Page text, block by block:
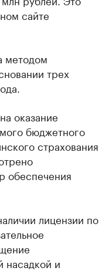
сайте
методом
трех
оказание
бюджетного
страхования
обеспечения
лицензии по
насадкой и